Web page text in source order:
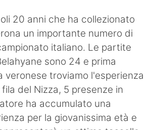
20 anni che ha collezionato
un importante numero di
italiano. Le partite
sono 24 e prima
veronese troviamo l'esperienza
del Nizza, 5 presenze in
ha accumulato una
per la giovanissima età e